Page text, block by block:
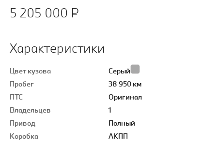
5 205 000 ₽
Характеристики
Цвет кузова
Серый
Пробег
38 950 км
ПТС
Оригинал
Владельцев
1
Привод
Полный
Коробка
АКПП